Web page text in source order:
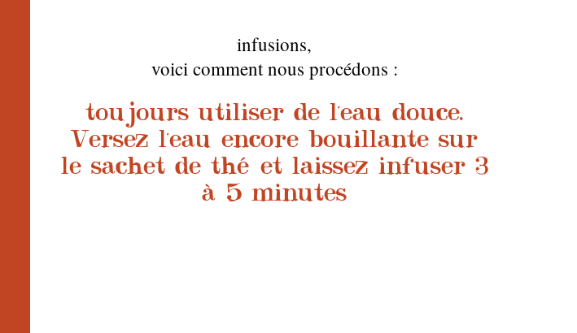
infusions,
voici comment nous procédons :
toujours utiliser de l'eau douce.
Versez l'eau encore bouillante sur
le sachet de thé et laissez infuser 3
à 5 minutes